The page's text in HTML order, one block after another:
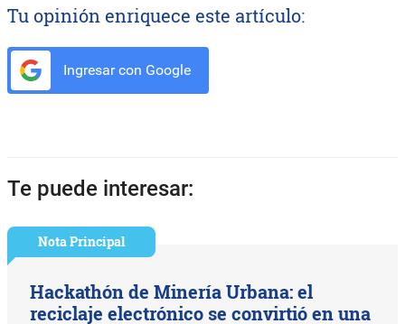
Tu opinión enriquece este artículo:
Ingresar con Google
Te puede interesar:
Nota Principal
Hackathón de Minería Urbana: el
reciclaje electrónico se convirtió en una